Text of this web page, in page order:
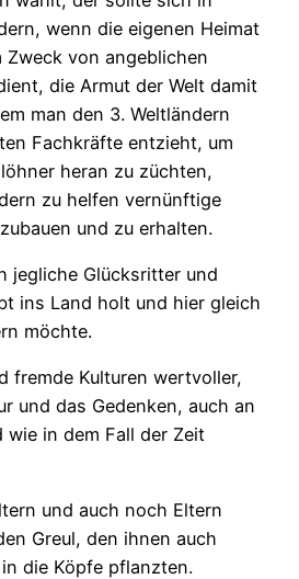
wenn die eigenen Heimat
Zweck von angeblichen
die Armut der Welt damit
man den 3. Weltländern
Fachkräfte entzieht, um
heran zu züchten,
zu helfen vernünftige
und zu erhalten.
jegliche Glücksritter und
ins Land holt und hier gleich
möchte.
fremde Kulturen wertvoller,
und das Gedenken, auch an
in dem Fall der Zeit
und auch noch Eltern
Greul, den ihnen auch
in die Köpfe pflanzten.